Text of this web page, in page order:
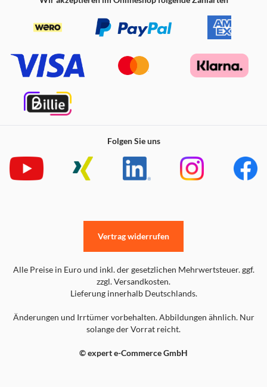
Folgen Sie uns
Alle Preise in Euro und inkl. der gesetzlichen Mehrwertsteuer. ggf.
zzgl. Versandkosten.
Lieferung innerhalb Deutschlands.
Änderungen und Irrtümer vorbehalten. Abbildungen ähnlich. Nur
solange der Vorrat reicht.
© expert e-Commerce GmbH
Vertrag widerrufen